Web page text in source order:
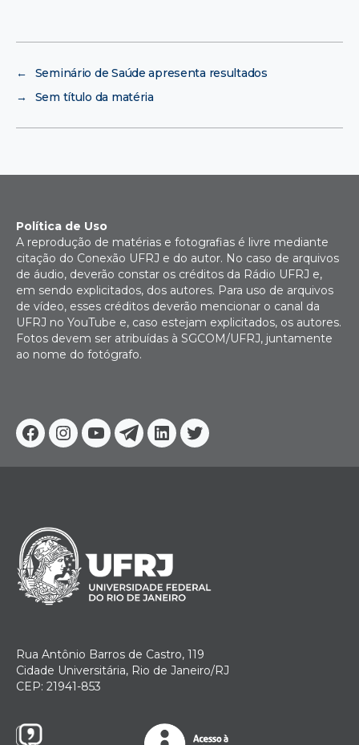
←
Seminário de Saúde apresenta resultados
→
Sem título da matéria
Facebook
Instagram
YoutubeTelegram
Linkedin
Twitter
Política de Uso
A reprodução de matérias e fotografias é livre mediante
citação do Conexão UFRJ e do autor. No caso de arquivos
de áudio, deverão constar os créditos da Rádio UFRJ e,
em sendo explicitados, dos autores. Para uso de arquivos
de vídeo, esses créditos deverão mencionar o canal da
UFRJ no YouTube e, caso estejam explicitados, os autores.
Fotos devem ser atribuídas à SGCOM/UFRJ, juntamente
ao nome do fotógrafo.
Rua Antônio Barros de Castro, 119
Cidade Universitária, Rio de Janeiro/RJ
CEP: 21941-853